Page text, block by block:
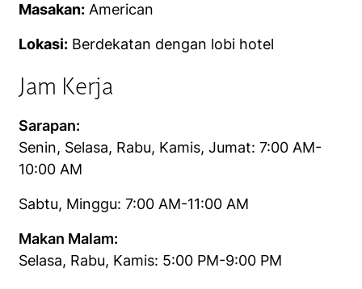
Masakan:American
Lokasi:Berdekatan dengan lobi hotel
Jam Kerja
Sarapan:
Senin, Selasa, Rabu, Kamis, Jumat: 7:00 AM-
10:00 AM
Sabtu, Minggu: 7:00 AM-11:00 AM
Makan Malam:
Selasa, Rabu, Kamis: 5:00 PM-9:00 PM